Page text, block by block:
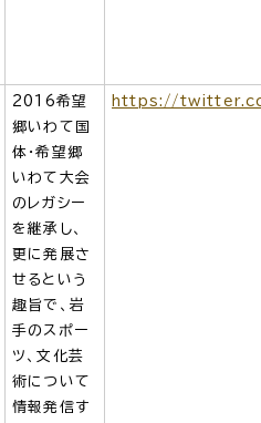
2016希望
郷いわて国
体・希望郷
いわて大会
のレガシー
を継承し、
更に発展さ
せるという
趣旨で、岩
手のスポー
ツ、文化芸
術について
情報発信す
https://